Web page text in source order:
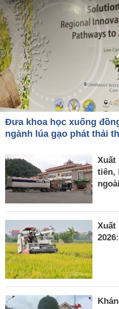
Đưa khoa học xuống
ngành lúa gạo phát thải
Xuất
tiên,
Xuất